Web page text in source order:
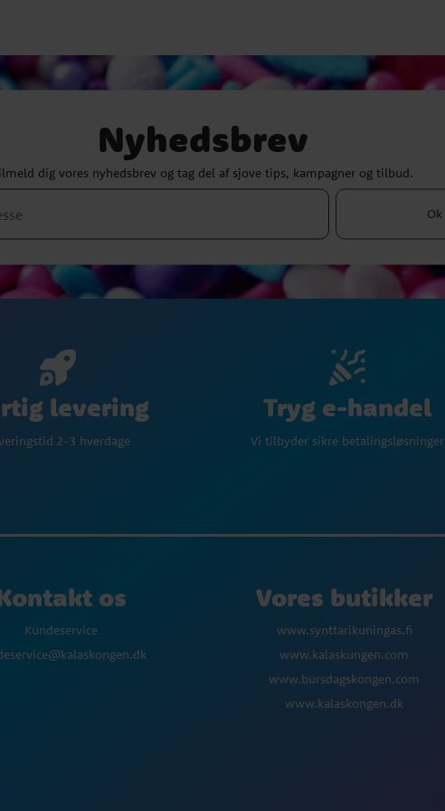
Nyhedsbrev
dig vores nyhedsbrev og tag del af sjove tips, kampagner og tilbud.
Ok
levering
2-3 hverdage
Tryg e-handel
Vi tilbyder sikre betalingsløsninger
os
Kundeservice
Vores butikker
www.synttarikuningas.fi
www.kalaskungen.com
www.bursdagskongen.com
www.kalaskongen.dk